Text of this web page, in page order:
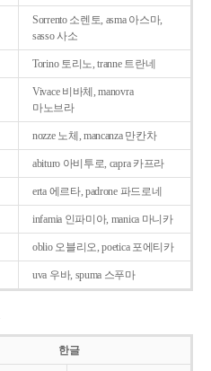
Sorrento 소렌토, asma 아스마,
sasso 사소
Torino 토리노, tranne 트란네
Vivace 비바체, manovra
마노브라
nozze 노체, mancanza 만칸차
abituro 아비투로, capra 카프라
erta 에르타, padrone 파드로네
infamia 인파미아, manica 마니카
oblio 오블리오, poetica 포에티카
uva 우바, spuma 스푸마
한글